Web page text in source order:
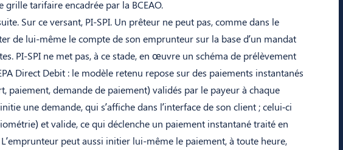
grille tarifaire encadrée par la BCEAO.
Sur ce versant, PI-SPI. Un prêteur ne peut pas, comme dans le
de lui-même le compte de son emprunteur sur la base d’un mandat
PI-SPI ne met pas, à ce stade, en œuvre un schéma de prélèvement
Direct Debit : le modèle retenu repose sur des paiements instantanés
paiement, demande de paiement) validés par le payeur à chaque
une demande, qui s’affiche dans l’interface de son client ; celui‑ci
et valide, ce qui déclenche un paiement instantané traité en
peut aussi initier lui-même le paiement, à toute heure,